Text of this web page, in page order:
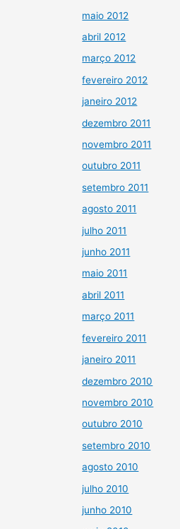
maio 2012
abril 2012
março 2012
fevereiro 2012
janeiro 2012
dezembro 2011
novembro 2011
outubro 2011
setembro 2011
agosto 2011
julho 2011
junho 2011
maio 2011
abril 2011
março 2011
fevereiro 2011
janeiro 2011
dezembro 2010
novembro 2010
outubro 2010
setembro 2010
agosto 2010
julho 2010
junho 2010